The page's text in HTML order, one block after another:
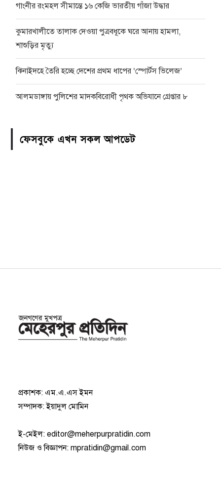
গাংনীর রংমহল সীমান্তে ১৬ কেজি ভারতীয় গাঁজা উদ্ধার
কুমারখালীতে তালাক দেওয়া পুত্রবধূকে ঘরে আনায় হামলা,
শাশুড়ির মৃত্যু
ঝিনাইদহে তৈরি হচ্ছে দেশের প্রথম ধাপের ‘স্পোর্টস ভিলেজ’
আলমডাঙ্গায় পুলিশের মাদকবিরোধী পৃথক অভিযানে গ্রেপ্তার ৮
ফেসবুকে এখন সকল আপডেট
প্রকাশক: এম.এ.এস ইমন
সম্পাদক: ইয়াদুল মোমিন
ই-মেইল:editor@meherpurpratidin.com
নিউজ ও বিজ্ঞাপন:mpratidin@gmail.com